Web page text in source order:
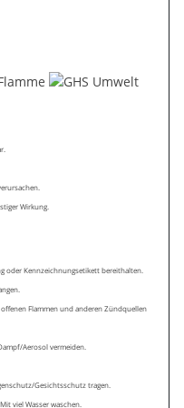
Wirkung.
oder Kennzeichnungsetikett bereithalten.
Flammen und anderen Zündquellen
Aerosol vermeiden.
Gesichtsschutz tragen.
viel Wasser waschen.